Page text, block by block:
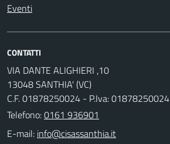
Eventi
CONTATTI
VIA DANTE ALIGHIERI ,10
13048 SANTHIA' (VC)
C.F. 01878250024 - P.Iva: 01878250024
Telefono:0161 936901
E-mail: